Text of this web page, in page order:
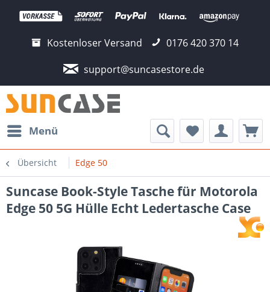
Kostenloser Versand
0176 420 370 14
support@suncasestore.de
Menü
Übersicht Edge 50
Suncase Book-Style Tasche für Motorola
Edge 50 5G Hülle Echt Ledertasche Case